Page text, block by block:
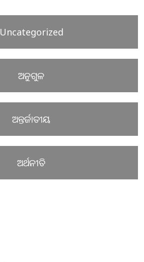
Uncategorized
ଅନୁଗୁଳ
ଅନ୍ତର୍ଜାତୀୟ
ଅର୍ଥନୀତି